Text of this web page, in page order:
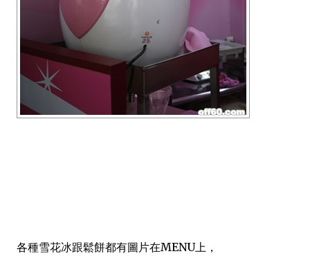
各種雪花冰跟鬆餅都有圖片在MENU上，